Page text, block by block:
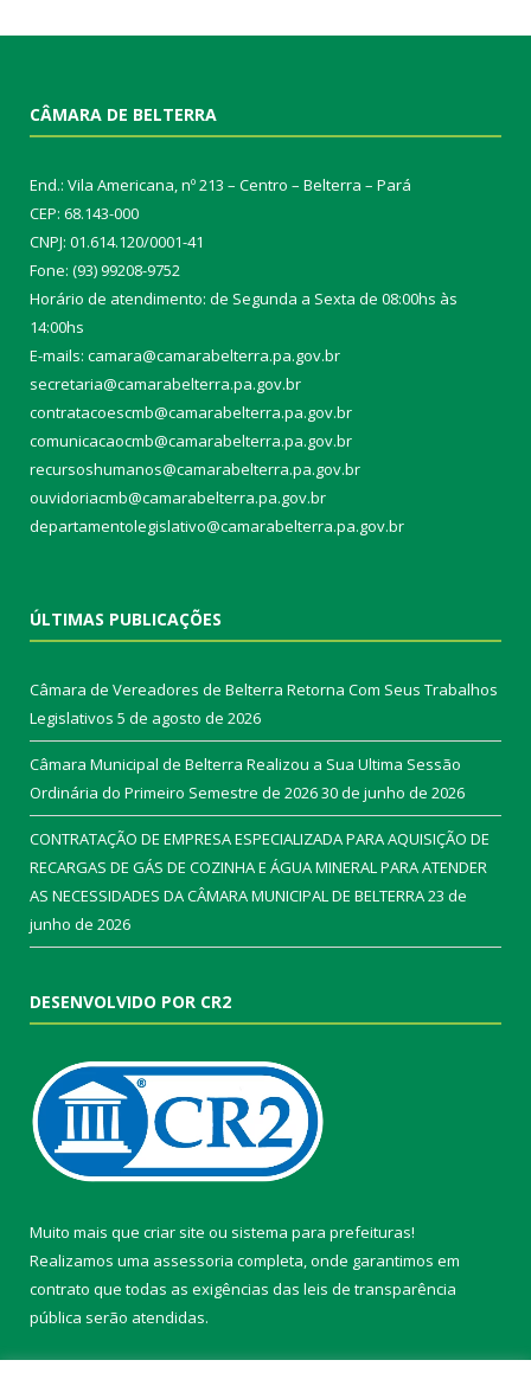
CÂMARA DE BELTERRA
End.: Vila Americana, nº 213 – Centro – Belterra – Pará
CEP: 68.143-000
CNPJ: 01.614.120/0001-41
Fone: (93) 99208-9752
Horário de atendimento: de Segunda a Sexta de 08:00hs às
14:00hs
E-mails: camara@camarabelterra.pa.gov.br
secretaria@camarabelterra.pa.gov.br
contratacoescmb@camarabelterra.pa.gov.br
comunicacaocmb@camarabelterra.pa.gov.br
recursoshumanos@camarabelterra.pa.gov.br
ouvidoriacmb@camarabelterra.pa.gov.br
departamentolegislativo@camarabelterra.pa.gov.br
ÚLTIMAS PUBLICAÇÕES
Câmara de Vereadores de Belterra Retorna Com Seus Trabalhos
Legislativos 5 de agosto de 2026
Câmara Municipal de Belterra Realizou a Sua Ultima Sessão
Ordinária do Primeiro Semestre de 202630 de junho de 2026
CONTRATAÇÃO DE EMPRESA ESPECIALIZADA PARA AQUISIÇÃO DE
RECARGAS DE GÁS DE COZINHA E ÁGUA MINERAL PARA ATENDER
AS NECESSIDADES DA CÂMARA MUNICIPAL DE BELTERRA23 de
junho de 2026
DESENVOLVIDO POR CR2
Muito mais que criar site ou sistema para prefeituras!
Realizamos uma assessoria completa, onde garantimos em
contrato que todas as exigências das leis de transparência
pública serão atendidas.